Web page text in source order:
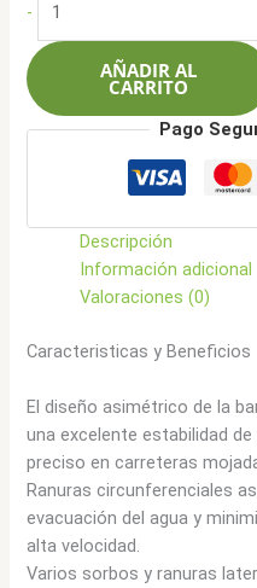
$571.900.
-
235/70R16
104S
AT
cantidad
AÑADIR AL
CARRITO
Pago
Descripción
Información adicional
Valoraciones (0)
Caracteristicas y Beneficios
El diseño asimétrico de la
una excelente estabilidad
preciso en carreteras
Ranuras circunferenciales
evacuación del agua y
alta velocidad.
Varios sorbos y ranuras